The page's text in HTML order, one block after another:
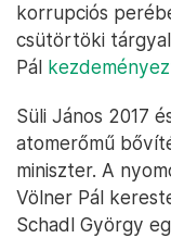
korrupciós
csütörtöki
Pál
Süli János 2017
atomerőmű
miniszter. A
Völner Pál
Schadl György